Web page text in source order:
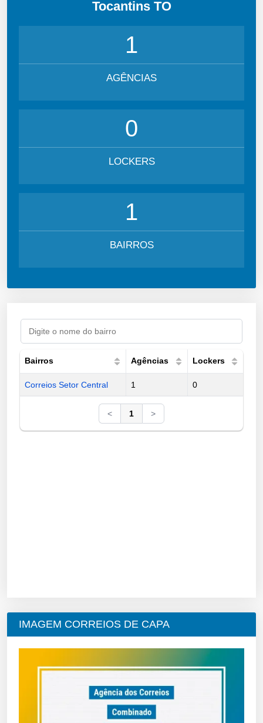
Tocantins TO
1
AGÊNCIAS
0
LOCKERS
1
BAIRROS
Bairros Agências Lockers
Correios Setor Central 1 0
< 1 >
IMAGEM CORREIOS DE CAPA